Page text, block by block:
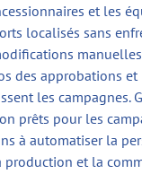
et les
localisés sans
des approbations et
les campagnes.
prêts pour les
à automatiser la
et la